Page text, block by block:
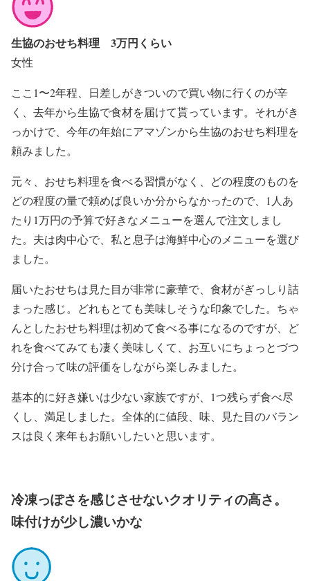
生協のおせち料理 3万円くらい
女性
ここ1〜2年程、日差しがきついので買い物に行くのが辛
く、去年から生協で食材を届けて貰っています。それがき
っかけで、今年の年始にアマゾンから生協のおせち料理を
頼みました。
元々、おせち料理を食べる習慣がなく、どの程度のものを
どの程度の量で頼めば良いか分からなかったので、1人あ
たり1万円の予算で好きなメニューを選んで注文しまし
た。夫は肉中心で、私と息子は海鮮中心のメニューを選び
ました。
届いたおせちは見た目が非常に豪華で、食材がぎっしり詰
まった感じ。どれもとても美味しそうな印象でした。ちゃ
んとしたおせち料理は初めて食べる事になるのですが、ど
れを食べてみても凄く美味しくて、お互いにちょっとづつ
分け合って味の評価をしながら楽しみました。
基本的に好き嫌いは少ない家族ですが、1つ残らず食べ尽
くし、満足しました。全体的に値段、味、見た目のバラン
スは良く来年もお願いしたいと思います。
冷凍っぽさを感じさせないクオリティの高さ。
味付けが少し濃いかな